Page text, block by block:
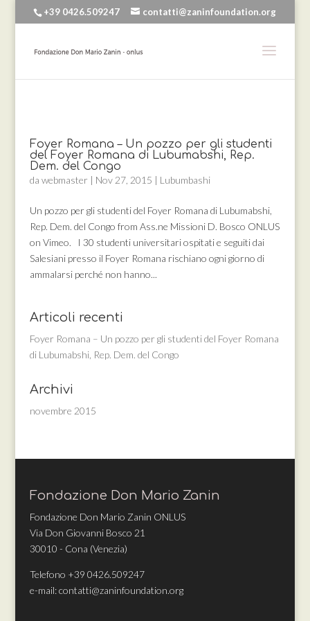
+39 0426.509247 contatti@zaninfoundation.org
Foyer Romana – Un pozzo per gli studenti
del Foyer Romana di Lubumabshi, Rep.
Dem. del Congo
da webmaster | Nov 27, 2015 | Lubumbashi
Un pozzo per gli studenti del Foyer Romana di Lubumabshi,
Rep. Dem. del Congo from Ass.ne Missioni D. Bosco ONLUS
on Vimeo. I 30 studenti universitari ospitati e seguiti dai
Salesiani presso il Foyer Romana rischiano ogni giorno di
ammalarsi perché non hanno...
Articoli recenti
Foyer Romana – Un pozzo per gli studenti del Foyer Romana
di Lubumabshi, Rep. Dem. del Congo
Archivi
novembre 2015
Fondazione Don Mario Zanin
Fondazione Don Mario Zanin ONLUS
Via Don Giovanni Bosco 21
30010 - Cona (Venezia)
Telefono +39 0426.509247
e-mail: contatti@zaninfoundation.org